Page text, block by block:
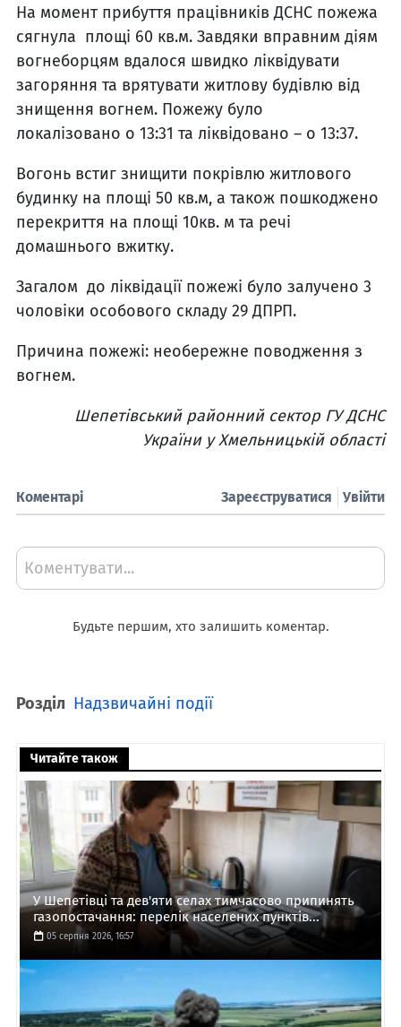
На момент прибуття працівників ДСНС пожежа
сягнула площі 60 кв.м. Завдяки вправним діям
вогнеборцям вдалося швидко ліквідувати
загоряння та врятувати житлову будівлю від
знищення вогнем. Пожежу було
локалізовано о 13:31 та ліквідовано – о 13:37.
Вогонь встиг знищити покрівлю житлового
будинку на площі 50 кв.м, а також пошкоджено
перекриття на площі 10кв. м та речі
домашнього вжитку.
Загалом до ліквідації пожежі було залучено 3
чоловіки особового складу 29 ДПРП.
Причина пожежі: необережне поводження з
вогнем.
Шепетівський районний сектор ГУ ДСНС
України у Хмельницькій області
Коментарі Увійти
Зареєструватися
Коментувати...
Будьте першим, хто залишить коментар.
Розділ Надзвичайні події
Читайте також
У Шепетівці та дев'яти селах тимчасово припинять
газопостачання: перелік населених пунктів...
05 серпня 2026, 16:57